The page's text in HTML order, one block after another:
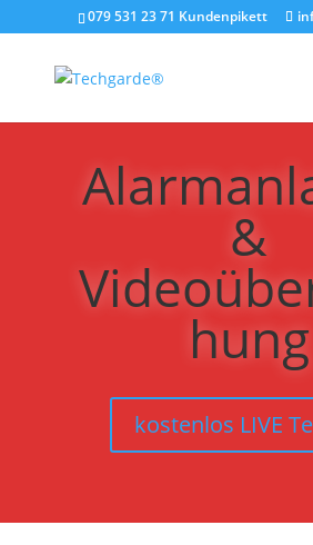
079 531 23 71 Kundenpikett
&
hung
kostenlos LIVE